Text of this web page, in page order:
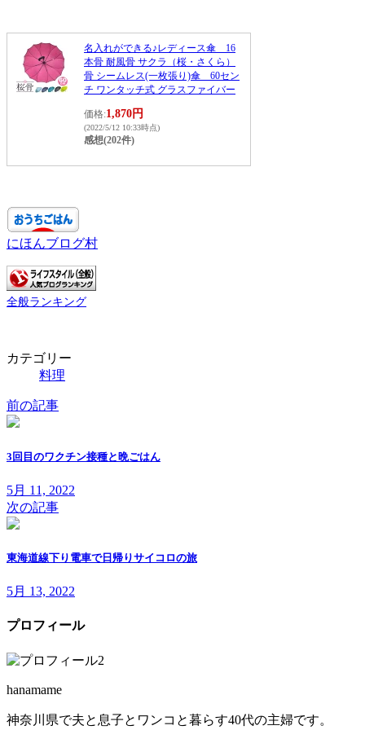
名入れができる♪レディース傘 16
本骨 耐風骨 サクラ（桜・さくら）
骨 シームレス(一枚張り)傘 60セン
チ ワンタッチ式 グラスファイバー
価格:1,870円
(2022/5/12 10:33時点)
感想(202件)
にほんブログ村
全般ランキング
カテゴリー
料理
前の記事
3回目のワクチン接種と晩ごはん
5月 11, 2022
次の記事
東海道線下り電車で日帰りサイコロの旅
5月 13, 2022
プロフィール
hanamame
神奈川県で夫と息子とワンコと暮らす40代の主婦です。